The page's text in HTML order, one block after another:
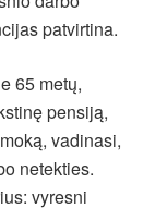
patvirtina.
65 metų,
pensiją,
vadinasi,
netekties.
vyresni